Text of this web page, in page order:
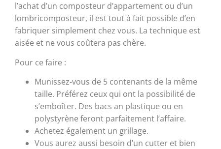
l’achat d’un composteur d’appartement ou d’un
lombricomposteur, il est tout à fait possible d’en
fabriquer simplement chez vous. La technique est
aisée et ne vous coûtera pas chère.
Pour ce faire :
Munissez-vous de 5 contenants de la même
taille. Préférez ceux qui ont la possibilité de
s’emboîter. Des bacs an plastique ou en
polystyrène feront parfaitement l’affaire.
Achetez également un grillage.
Vous aurez aussi besoin d’un cutter et bien